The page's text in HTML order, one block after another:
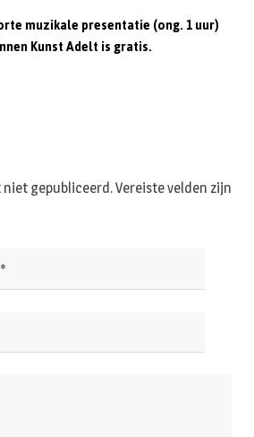
muzikale presentatie (ong. 1 uur)
Kunst Adelt is gratis.
niet gepubliceerd.Vereiste velden zijn